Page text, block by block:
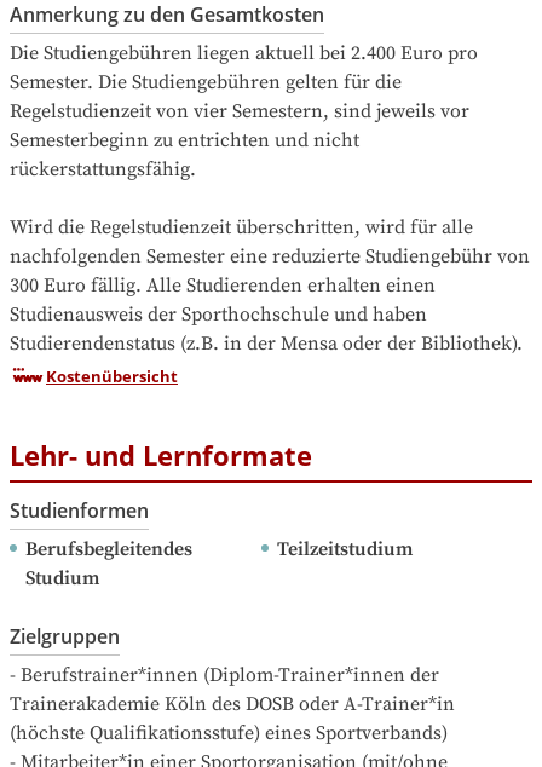
Anmerkung zu den Gesamtkosten
Die Studiengebühren liegen aktuell bei 2.400 Euro pro
Semester. Die Studiengebühren gelten für die
Regelstudienzeit von vier Semestern, sind jeweils vor
Semesterbeginn zu entrichten und nicht
rückerstattungsfähig.
Wird die Regelstudienzeit überschritten, wird für alle
nachfolgenden Semester eine reduzierte Studiengebühr von
300 Euro fällig. Alle Studierenden erhalten einen
Studienausweis der Sporthochschule und haben
Studierendenstatus (z.B. in der Mensa oder der Bibliothek).
Kostenübersicht
Lehr- und Lernformate
Studienformen
Berufsbegleitendes
Studium
Teilzeitstudium
Zielgruppen
- Berufstrainer*innen (Diplom-Trainer*innen der
Trainerakademie Köln des DOSB oder A-Trainer*in
(höchste Qualifikationsstufe) eines Sportverbands)